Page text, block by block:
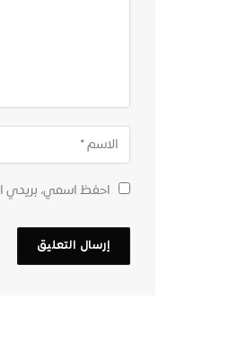
احفظ اسمي، بريدي